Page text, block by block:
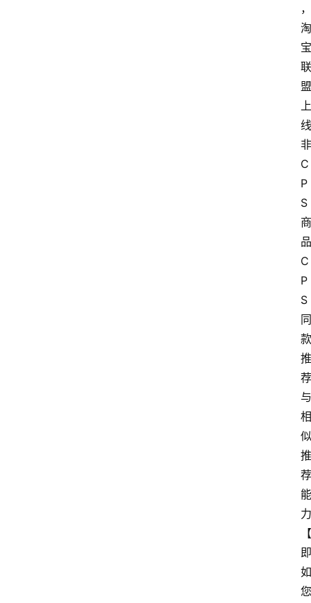
，
淘
宝
联
盟
上
线
非
C
P
S
商
品
C
P
S
同
款
推
荐
与
相
似
推
荐
能
力
【
即
如
您